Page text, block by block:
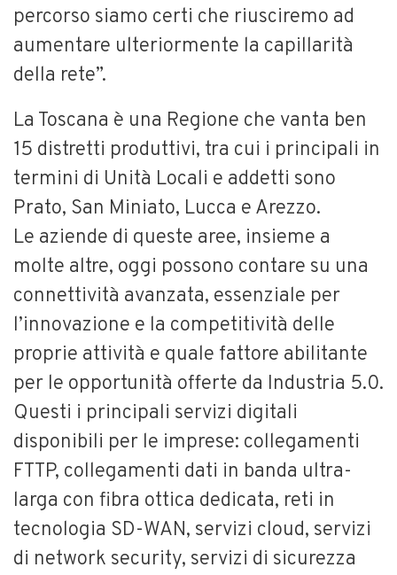
percorso siamo certi che riusciremo ad
aumentare ulteriormente la capillarità
della rete”.
La Toscana è una Regione che vanta ben
15 distretti produttivi, tra cui i principali in
termini di Unità Locali e addetti sono
Prato, San Miniato, Lucca e Arezzo.
Le aziende di queste aree, insieme a
molte altre, oggi possono contare su una
connettività avanzata, essenziale per
l’innovazione e la competitività delle
proprie attività e quale fattore abilitante
per le opportunità offerte da Industria 5.0.
Questi i principali servizi digitali
disponibili per le imprese: collegamenti
FTTP, collegamenti dati in banda ultra-
larga con fibra ottica dedicata, reti in
tecnologia SD-WAN, servizi cloud, servizi
di network security, servizi di sicurezza